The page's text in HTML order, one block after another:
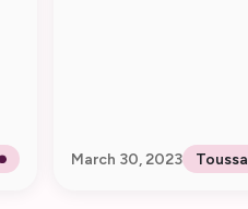
March 30, 2023